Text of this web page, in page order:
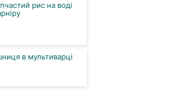
рис на воді
в мультиварці